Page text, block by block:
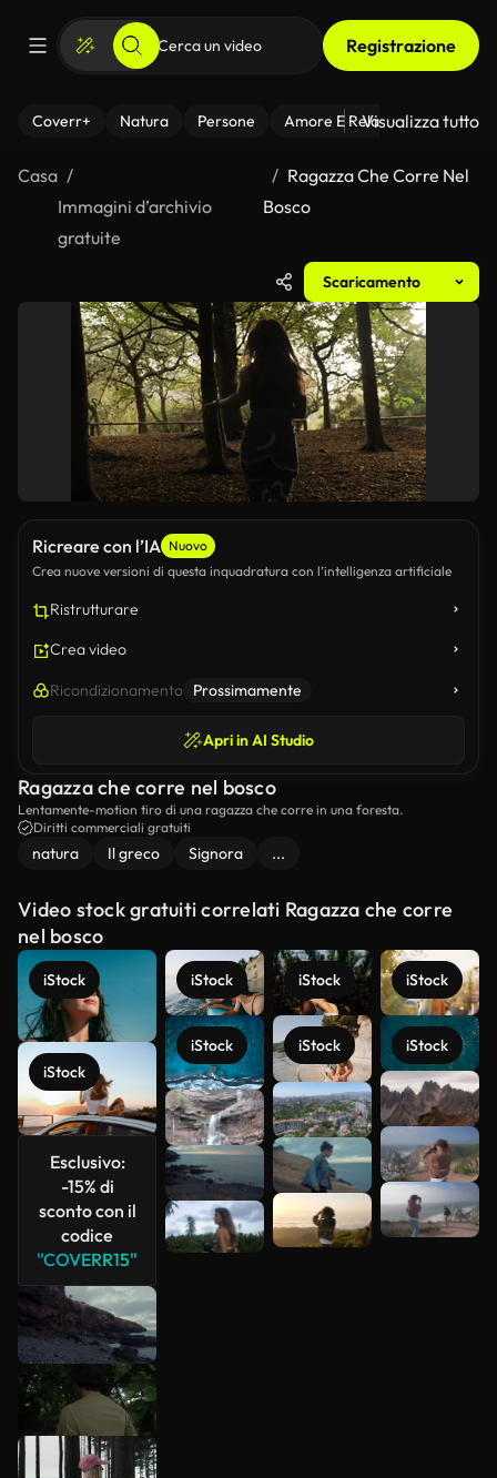
Registrazione
Coverr+ Natura Persone Amore E Relazioni Il
Visualizza tutto
Casa
Immagini d’archivio
gratuite
Ragazza Che Corre Nel
Bosco
Scaricamento
Ricreare con l’IA Nuovo
Crea nuove versioni di questa inquadratura con l’intelligenza artificiale
Ristrutturare
Crea video
Ricondizionamento Prossimamente
Apri in AI Studio
Ragazza che corre nel bosco
Lentamente-motion tiro di una ragazza che corre in una foresta.
Diritti commerciali gratuiti
natura Il greco Signora ...
Video stock gratuiti correlati Ragazza che corre
nel bosco
iStock
iStock
Esclusivo:
-15% di
sconto con il
codice
"COVERR15"
iStock
iStock
iStock
iStock
iStock
iStock
Scopri di
più